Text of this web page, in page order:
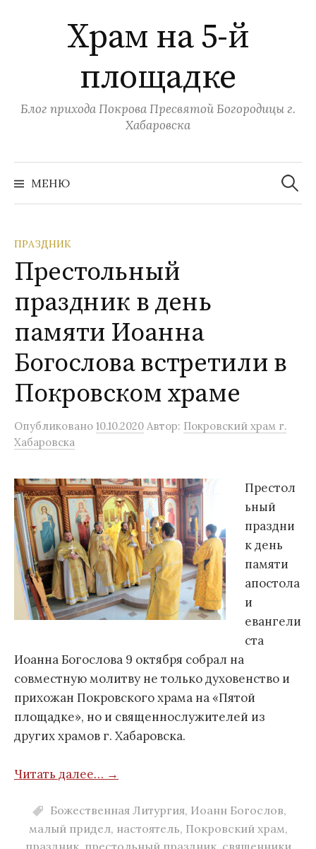
содержимомуХрам на 5-й
площадке
Блог прихода Покрова Пресвятой Богородицы г.
Хабаровска
МЕНЮ
Найти:
ПРАЗДНИК
Престольный
праздник в день
памяти Иоанна
Богослова встретили в
Покровском храме
Опубликовано 10.10.2020 Автор: Покровский храм г.
Хабаровска
Престол
ьный
праздни
к день
памяти
апостола
и
евангели
ста
Иоанна Богослова 9 октября собрал на
совместную молитву не только духовенство и
прихожан Покровского храма на «Пятой
площадке», но и священнослужителей из
других храмов г. Хабаровска.
Читать далее… →
Божественная Литургия, Иоанн Богослов,
малый придел, настоятель, Покровский храм,